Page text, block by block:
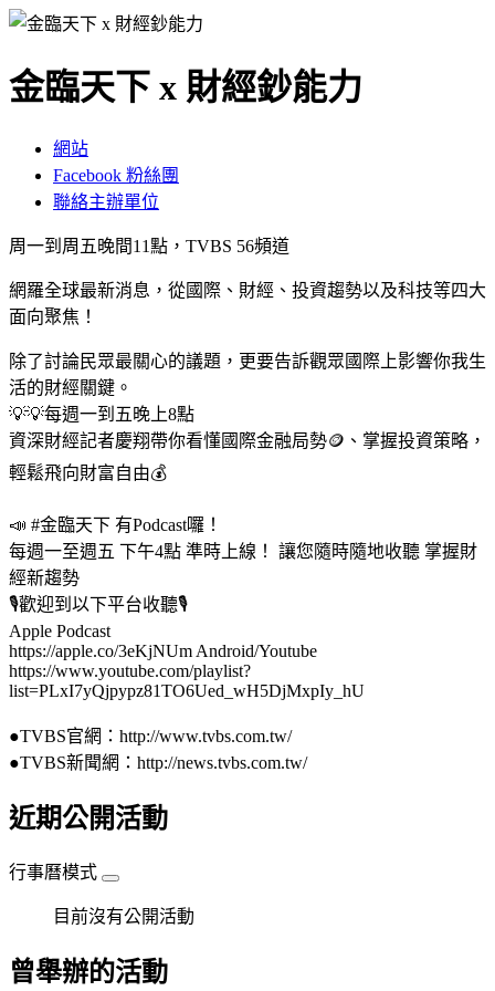
金臨天下 x 財經鈔能力
網站
Facebook 粉絲團
聯絡主辦單位
周一到周五晚間11點，TVBS 56頻道
網羅全球最新消息，從國際、財經、投資趨勢以及科技等四大
面向聚焦！
除了討論民眾最關心的議題，更要告訴觀眾國際上影響你我生
活的財經關鍵。
💡💡每週一到五晚上8點
資深財經記者慶翔帶你看懂國際金融局勢🪙、掌握投資策略，
輕鬆飛向財富自由💰
📣 #金臨天下 有Podcast囉！
每週一至週五 下午4點 準時上線！ 讓您隨時隨地收聽 掌握財
經新趨勢
🎙歡迎到以下平台收聽🎙
Apple Podcast
https://apple.co/3eKjNUm Android/Youtube
https://www.youtube.com/playlist?
list=PLxI7yQjpypz81TO6Ued_wH5DjMxpIy_hU
●TVBS官網：http://www.tvbs.com.tw/
●TVBS新聞網：http://news.tvbs.com.tw/
近期公開活動
行事曆模式
目前沒有公開活動
曾舉辦的活動